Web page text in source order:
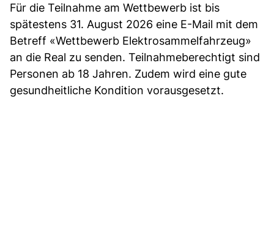
Für die Teilnahme am Wettbewerb ist bis
spätestens 31. August 2026 eine E-Mail mit dem
Betreff «Wettbewerb Elektrosammelfahrzeug»
an die Real zu senden. Teilnahmeberechtigt sind
Personen ab 18 Jahren. Zudem wird eine gute
gesundheitliche Kondition vorausgesetzt.